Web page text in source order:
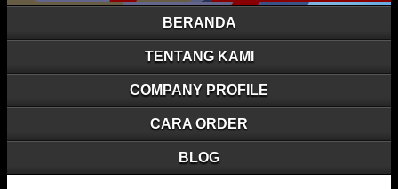
BERANDA
TENTANG KAMI
COMPANY PROFILE
CARA ORDER
BLOG